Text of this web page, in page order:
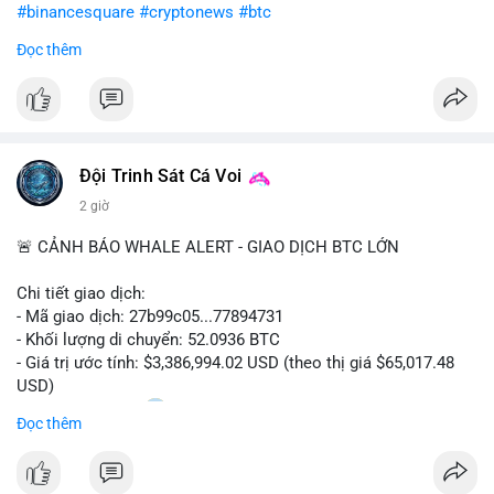
#binancesquare #cryptonews #btc
$btc
#vlikevn #titanbot
Đọc thêm
Đội Trinh Sát Cá Voi
2 giờ
🚨 CẢNH BÁO WHALE ALERT - GIAO DỊCH BTC LỚN
Chi tiết giao dịch:
- Mã giao dịch: 27b99c05...77894731
- Khối lượng di chuyển: 52.0936 BTC
- Giá trị ước tính: $3,386,994.02 USD (theo thị giá $65,017.48
USD)
- Thời gian: 10:20
Nhận định phân tích hành vi của Cá voi dựa trên giao dịch này:
Khối lượng 52.09 BTC tương đương 3.38 triệu USD được
Đọc thêm